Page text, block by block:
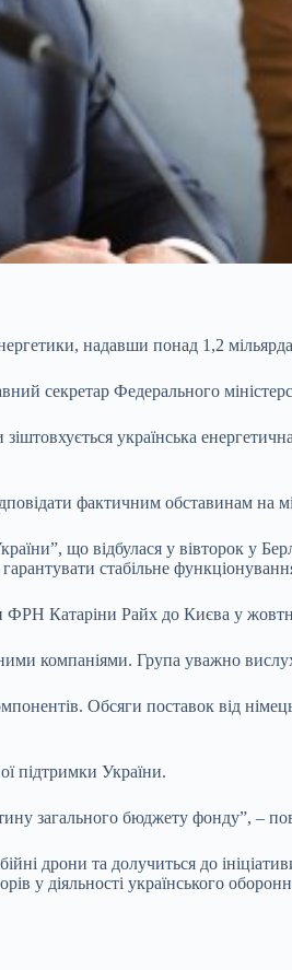
надавши понад 1,2 мільярда
секретар Федерального
українська
фактичним обставинам на
що відбулася у вівторок у
стабільне
ФРН Катаріни Райх до Києва у
компаніями. Група уважно
Обсяги поставок від
підтримки України.
загального бюджету фонду”, –
дрони та долучиться до
у діяльності українського